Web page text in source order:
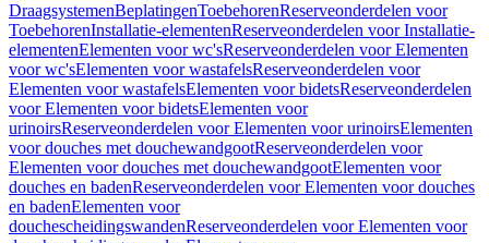
DraagsystemenBeplatingenToebehorenReserveonderdelen voor
ToebehorenInstallatie-elementenReserveonderdelen voor Installatie-
elementenElementen voor wc'sReserveonderdelen voor Elementen
voor wc'sElementen voor wastafelsReserveonderdelen voor
Elementen voor wastafelsElementen voor bidetsReserveonderdelen
voor Elementen voor bidetsElementen voor
urinoirsReserveonderdelen voor Elementen voor urinoirsElementen
voor douches met douchewandgootReserveonderdelen voor
Elementen voor douches met douchewandgootElementen voor
douches en badenReserveonderdelen voor Elementen voor douches
en badenElementen voor
douchescheidingswandenReserveonderdelen voor Elementen voor